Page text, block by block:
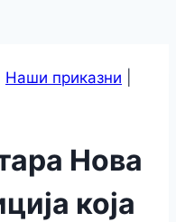
Наши приказни
Нова
која